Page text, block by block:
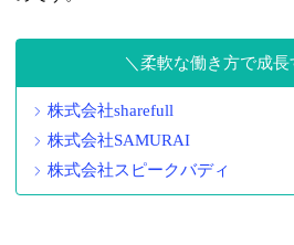
柔軟な働き方で成長
株式会社sharefull
株式会社SAMURAI
株式会社スピークバディ